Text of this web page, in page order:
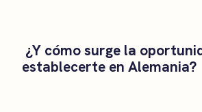
¿Y cómo surge la
establecerte en Alemania?